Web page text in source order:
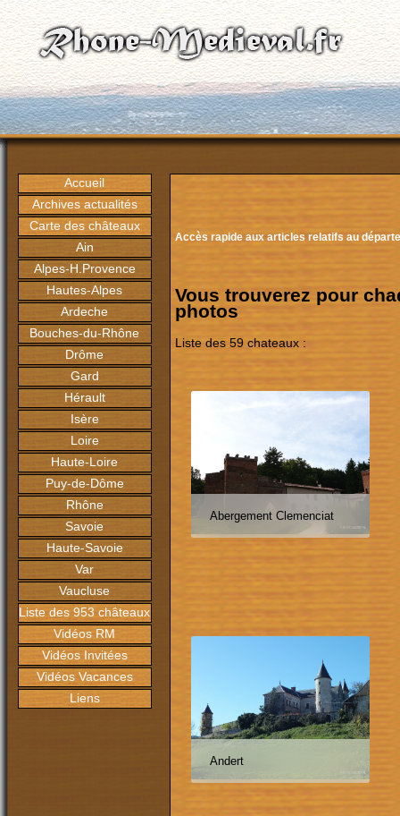
Accueil
Archives actualités
Carte des châteaux
Ain
Alpes-H.Provence
Hautes-Alpes
Ardeche
Bouches-du-Rhône
Drôme
Gard
Hérault
Isère
Loire
Haute-Loire
Puy-de-Dôme
Rhône
Savoie
Haute-Savoie
Var
Vaucluse
Liste des 953 châteaux
Vidéos RM
Vidéos Invitées
Vidéos Vacances
Liens
Accès rapide aux articles relatifs au
Vous trouverez pour
photos
Liste des 59 chateaux :
Abergement Clemenciat
Andert